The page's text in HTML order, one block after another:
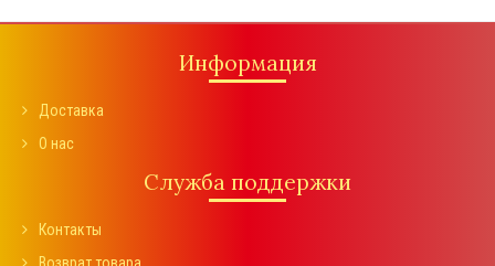
Информация
Доставка
О нас
Служба поддержки
Контакты
Возврат товара